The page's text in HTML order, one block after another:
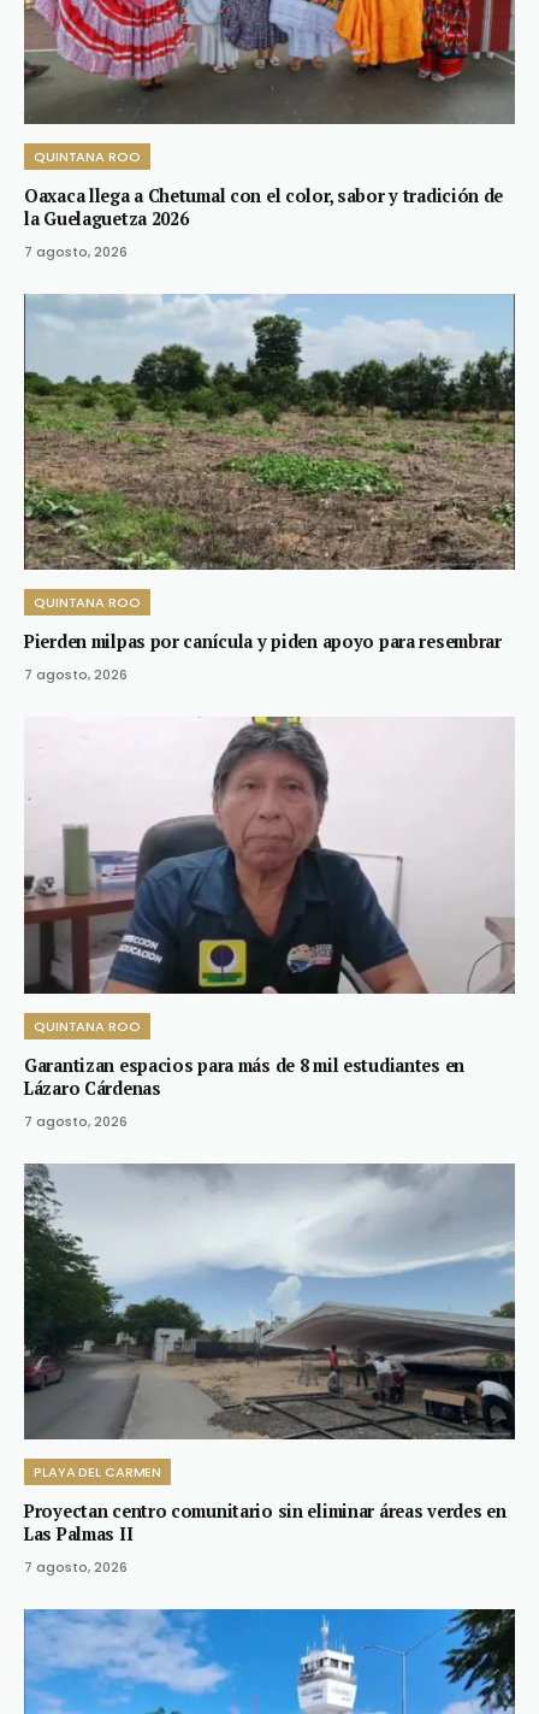
QUINTANA ROO
Oaxaca llega a Chetumal con el color, sabor y tradición de
la Guelaguetza 2026
7 agosto, 2026
QUINTANA ROO
Pierden milpas por canícula y piden apoyo para resembrar
7 agosto, 2026
QUINTANA ROO
Garantizan espacios para más de 8 mil estudiantes en
Lázaro Cárdenas
7 agosto, 2026
PLAYA DEL CARMEN
Proyectan centro comunitario sin eliminar áreas verdes en
Las Palmas II
7 agosto, 2026